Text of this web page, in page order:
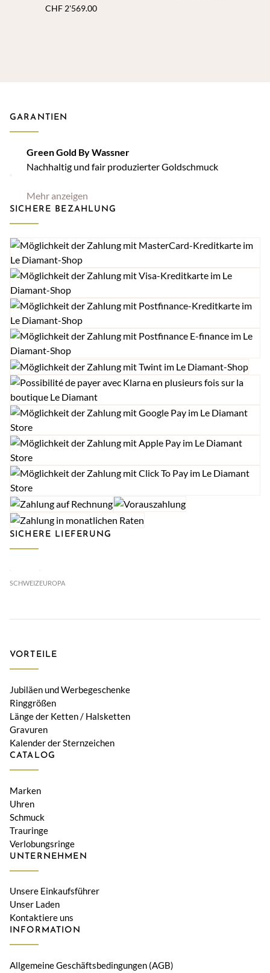
Ct. H SI, 4 Krappen, insgesamt
CHF 2'569.00
GARANTIEN
Green Gold By Wassner
Nachhaltig und fair produzierter Goldschmuck
Mehr anzeigen
SICHERE BEZAHLUNG
SICHERE LIEFERUNG
SCHWEIZEUROPA
VORTEILE
Jubiläen und Werbegeschenke
Ringgrößen
Länge der Ketten / Halsketten
Gravuren
Kalender der Sternzeichen
CATALOG
Marken
Uhren
Schmuck
Trauringe
Verlobungsringe
UNTERNEHMEN
Unsere Einkaufsführer
Unser Laden
Kontaktiere uns
INFORMATION
Allgemeine Geschäftsbedingungen (AGB)